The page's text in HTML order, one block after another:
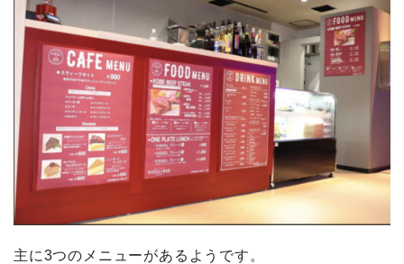
主に3つのメニューがあるようです。